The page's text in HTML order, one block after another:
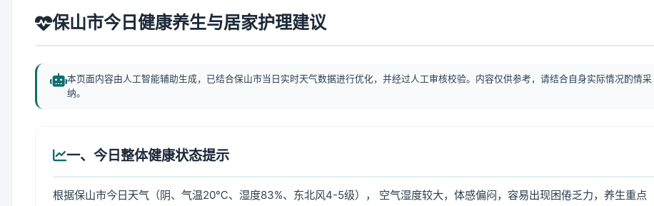
保山市今日健康养生与居家护理建议
本页面内容由人工智能辅助生成，已结合保山市当日实时天气数据进行优化，并经过人工审核校验。内容仅供参考，请结合自身实际情况酌情采
纳。
一、今日整体健康状态提示
根据保山市今日天气（阴、气温20℃、湿度83%、东北风4-5级）， 空气湿度较大，体感偏闷，容易出现困倦乏力，养生重点